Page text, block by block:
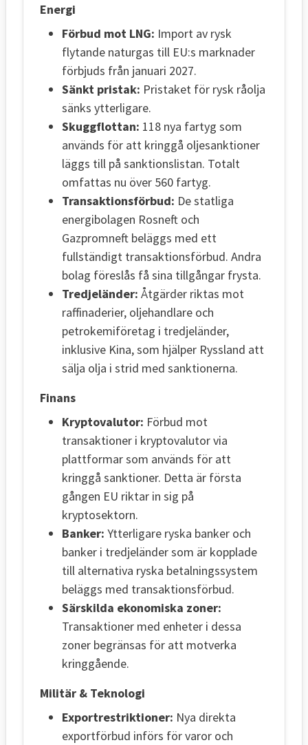
Energi
Förbud mot LNG: Import av rysk
flytande naturgas till EU:s marknader
förbjuds från januari 2027.
Sänkt pristak: Pristaket för rysk råolja
sänks ytterligare.
Skuggflottan: 118 nya fartyg som
används för att kringgå oljesanktioner
läggs till på sanktionslistan. Totalt
omfattas nu över 560 fartyg.
Transaktionsförbud: De statliga
energibolagen Rosneft och
Gazpromneft beläggs med ett
fullständigt transaktionsförbud. Andra
bolag föreslås få sina tillgångar frysta.
Tredjeländer: Åtgärder riktas mot
raffinaderier, oljehandlare och
petrokemiföretag i tredjeländer,
inklusive Kina, som hjälper Ryssland att
sälja olja i strid med sanktionerna.
Finans
Kryptovalutor: Förbud mot
transaktioner i kryptovalutor via
plattformar som används för att
kringgå sanktioner. Detta är första
gången EU riktar in sig på
kryptosektorn.
Banker: Ytterligare ryska banker och
banker i tredjeländer som är kopplade
till alternativa ryska betalningssystem
beläggs med transaktionsförbud.
Särskilda ekonomiska zoner:
Transaktioner med enheter i dessa
zoner begränsas för att motverka
kringgående.
Militär & Teknologi
Exportrestriktioner: Nya direkta
exportförbud införs för varor och